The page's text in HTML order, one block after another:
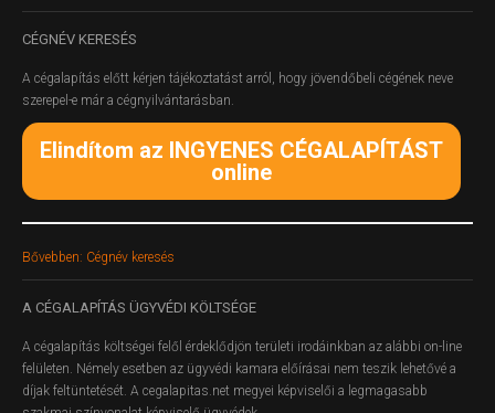
CÉGNÉV KERESÉS
A cégalapítás előtt kérjen tájékoztatást arról, hogy jövendőbeli cégének neve
szerepel-e már a cégnyilvántarásban.
Elindítom az INGYENES CÉGALAPÍTÁST
online
Bővebben: Cégnév keresés
A CÉGALAPÍTÁS ÜGYVÉDI KÖLTSÉGE
A cégalapítás költségei felől érdeklődjön területi irodáinkban az alábbi on-line
felületen. Némely esetben az ügyvédi kamara előírásai nem teszik lehetővé a
díjak feltüntetését. A cegalapitas.net megyei képviselői a legmagasabb